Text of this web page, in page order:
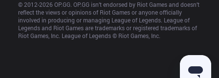
© 2012-2026 OP.GG. OP.GG isn’t endorsed by Riot Games and doesn’t
reflect the views or opinions of Riot Games or anyone officially
involved in producing or managing League of Legends. League of
Legends and Riot Games are trademarks or registered trademarks of
Riot Games, Inc. League of Legends © Riot Games, Inc.